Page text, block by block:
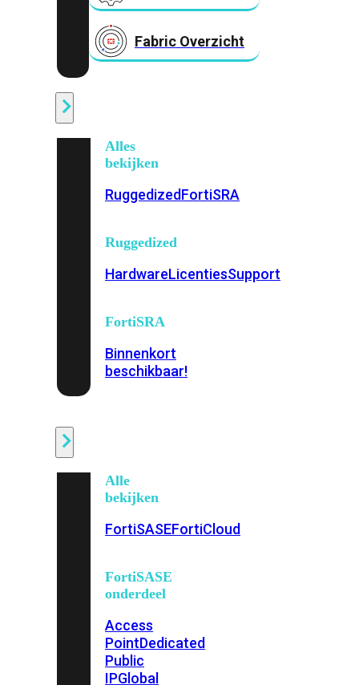
Fabric Overzicht
Alles
bekijken
RuggedizedFortiSRA
Ruggedized
HardwareLicentiesSupport
FortiSRA
Binnenkort
beschikbaar!
Alle
bekijken
FortiSASEFortiCloud
FortiSASE
onderdeel
Access
PointDedicated
Public
IPGlobal